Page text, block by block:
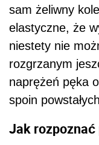
sam żeliwny
elastyczne, że
niestety nie
rozgrzanym
naprężeń pęka
spoin
Jak